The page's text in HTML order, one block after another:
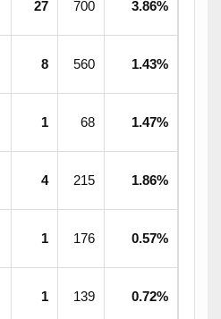
27 700 3.86%
8 560 1.43%
1 68 1.47%
4 215 1.86%
1 176 0.57%
1 139 0.72%